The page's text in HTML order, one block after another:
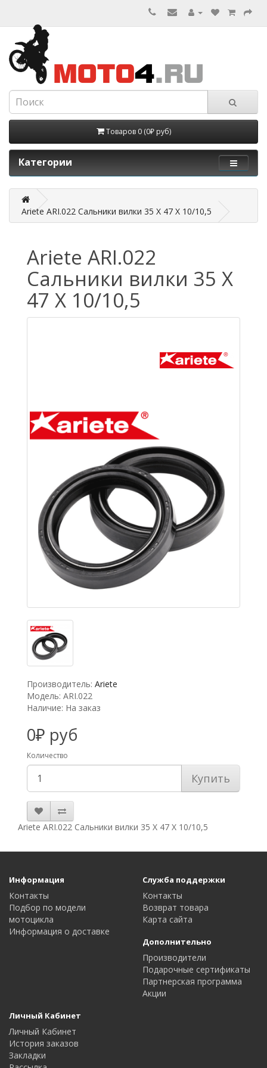
Товаров 0 (0₽ руб)
Категории
Ariete ARI.022 Cальники вилки 35 X 47 X 10/10,5
Ariete ARI.022
Cальники вилки 35 X
47 X 10/10,5
Производитель: Ariete
Модель: ARI.022
Наличие: На заказ
0₽ руб
Количество
Купить
Ariete ARI.022 Сальники вилки 35 X 47 X 10/10,5
Информация
Контакты
Подбор по модели
мотоцикла
Информация о доставке
Служба поддержки
Контакты
Возврат товара
Карта сайта
Дополнительно
Производители
Подарочные сертификаты
Партнерская программа
Акции
Личный Кабинет
Личный Кабинет
История заказов
Закладки